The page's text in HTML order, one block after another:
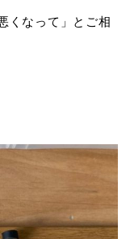
くなって」とご相